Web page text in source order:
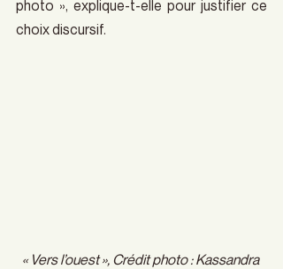
photo », explique-t-elle pour justifier ce
choix discursif.
« Vers l’ouest », Crédit photo : Kassandra